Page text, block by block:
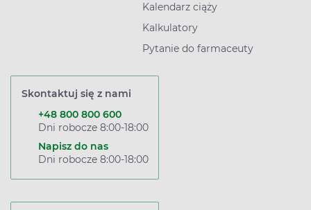
Kalendarz ciąży
Kalkulatory
Pytanie do farmaceuty
Skontaktuj się z nami
+48 800 800 600
Dni robocze 8:00-18:00
Napisz do nas
Dni robocze 8:00-18:00